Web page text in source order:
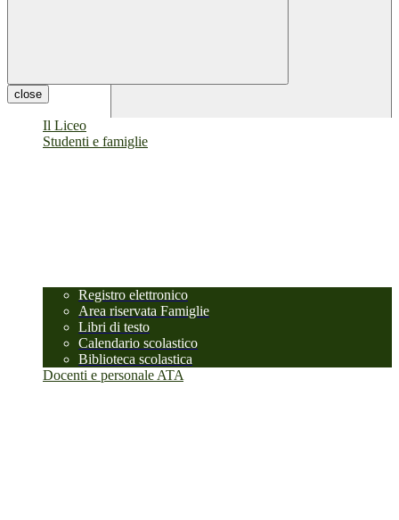
close
Il Liceo
Studenti e famiglie
Registro elettronico
Area riservata Famiglie
Libri di testo
Calendario scolastico
Biblioteca scolastica
Docenti e personale ATA